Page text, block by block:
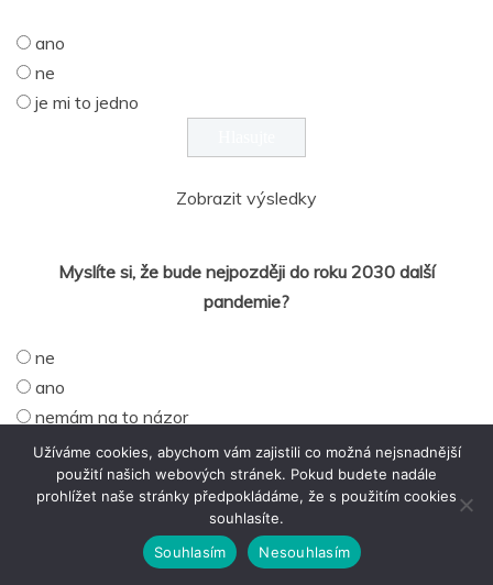
ano
ne
je mi to jedno
Zobrazit výsledky
Myslíte si, že bude nejpozději do roku 2030 další
pandemie?
ne
ano
nemám na to názor
Zobrazit výsledky
Užíváme cookies, abychom vám zajistili co možná nejsnadnější
použití našich webových stránek. Pokud budete nadále
prohlížet naše stránky předpokládáme, že s použitím cookies
souhlasíte.
Souhlasím
Nesouhlasím